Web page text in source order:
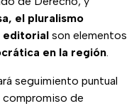
el pluralismo
editorial son elementos
en la región.
seguimiento puntual
compromiso de